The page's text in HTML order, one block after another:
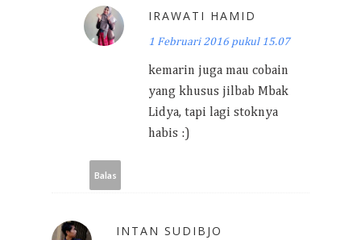
IRAWATI HAMID
1 Februari 2016 pukul 15.07
kemarin juga mau cobain
yang khusus jilbab Mbak
Lidya, tapi lagi stoknya
habis :)
Balas
INTAN SUDIBJO